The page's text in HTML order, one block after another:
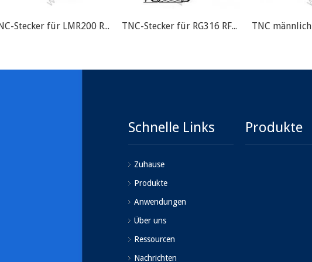
TNC-Stecker für LMR200 RF-Anschluss TNC-Stecker für RG316 RF-Anschluss
Schnelle Links
Zuhause
Produkte
Anwendungen
Über uns
Ressourcen
Nachrichten
Produkte